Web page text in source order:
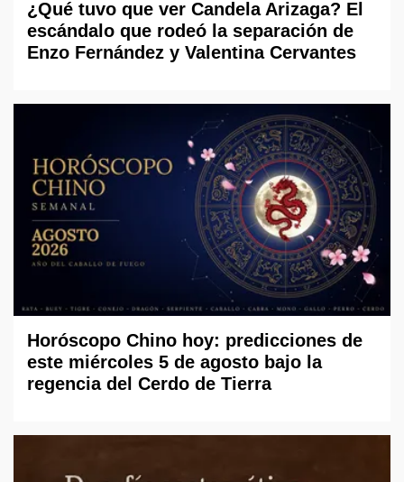
¿Qué tuvo que ver Candela Arizaga? El
escándalo que rodeó la separación de
Enzo Fernández y Valentina Cervantes
Horóscopo Chino hoy: predicciones de
este miércoles 5 de agosto bajo la
regencia del Cerdo de Tierra